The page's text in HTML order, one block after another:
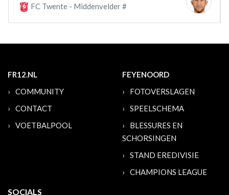
FC Twente - Middenvelder #
FR12.NL
COMMUNITY
CONTACT
VOETBALPOOL
FEYENOORD
FOTOVERSLAGEN
SPEELSCHEMA
BLESSURES EN
SCHORSINGEN
STAND EREDIVISIE
CHAMPIONS LEAGUE
SOCIALS